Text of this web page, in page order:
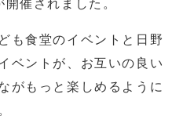
催されました。
も食堂のイベントと日野
ベントが、お互いの良い
がもっと楽しめるように